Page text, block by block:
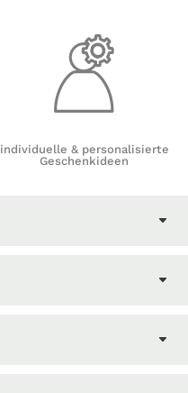
individuelle & personalisierte
Geschenkideen